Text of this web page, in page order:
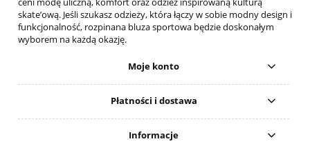
skate’ową. Jeśli szukasz odzieży, która łączy w sobie modny design i
funkcjonalność, rozpinana bluza sportowa będzie doskonałym
wyborem na każdą okazję.
Moje konto
Płatności i dostawa
Informacje